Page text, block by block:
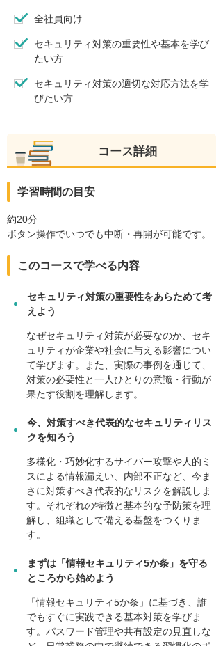
全社員向け
セキュリティ対策の重要性や基本を学び
たい方
セキュリティ対策の適切な対応方法を学
びたい方
コース詳細
学習時間の目安
約20分
ボタン操作でいつでも中断・再開が可能です。
このコースで学べる内容
セキュリティ対策の重要性をあらためて考
えよう
なぜセキュリティ対策が必要なのか、セキ
ュリティが企業や社会に与える影響につい
て学びます。また、実際の事例を通じて、
対策の必要性と一人ひとりの意識・行動が
果たす役割を理解します。
今、対策すべき代表的なセキュリティリス
クを知ろう
多様化・巧妙化するサイバー攻撃や人的ミ
スによる情報漏えい、内部不正など、今ま
さに対策すべき代表的なリスクを解説しま
す。それぞれの特徴と基本的な予防策を理
解し、組織として備える基盤をつくりま
す。
まずは「情報セキュリティ5か条」を守る
ところから始めよう
「情報セキュリティ5か条」に基づき、誰
でもすぐに実践できる基本対策を学びま
す。パスワード管理や共有設定の見直しな